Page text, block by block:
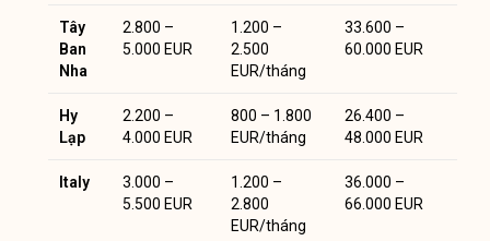
Tây
Ban
Nha
2.800 –
5.000 EUR
1.200 –
2.500
EUR/tháng
33.600 –
60.000 EUR
Hy
Lạp
2.200 –
4.000 EUR
800 – 1.800
EUR/tháng
26.400 –
48.000 EUR
Italy
3.000 –
5.500 EUR
1.200 –
2.800
EUR/tháng
36.000 –
66.000 EUR